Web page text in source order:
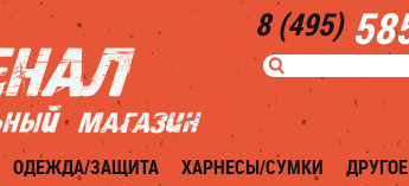
8 (495)
ОДЕЖДА/ЗАЩИТА ХАРНЕСЫ/СУМКИ ДРУГОЕ